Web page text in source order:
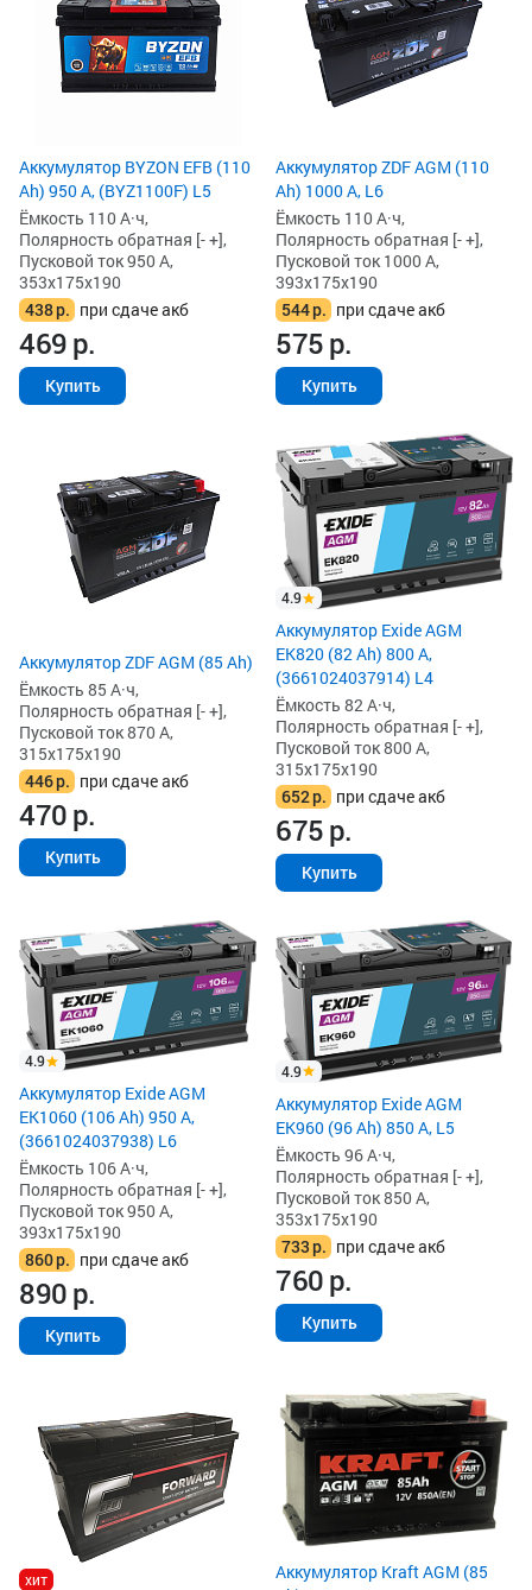
Аккумулятор BYZON EFB (110
Ah) 950 А, (BYZ1100F) L5
Ёмкость 110 А·ч,
Полярность обратная [- +],
Пусковой ток 950 А,
353x175x190
438р. при сдаче акб
469р.
Купить
Аккумулятор ZDF AGM (110
Ah) 1000 А, L6
Ёмкость 110 А·ч,
Полярность обратная [- +],
Пусковой ток 1000 А,
393x175x190
544р. при сдаче акб
575р.
Купить
Аккумулятор ZDF AGM (85 Ah)
Ёмкость 85 А·ч,
Полярность обратная [- +],
Пусковой ток 870 А,
315x175x190
446р. при сдаче акб
470р.
Купить
4.9
Аккумулятор Exide AGM
EK820 (82 Ah) 800 А,
(3661024037914) L4
Ёмкость 82 А·ч,
Полярность обратная [- +],
Пусковой ток 800 А,
315x175x190
652р. при сдаче акб
675р.
Купить
4.9
Аккумулятор Exide AGM
EK1060 (106 Ah) 950 А,
(3661024037938) L6
Ёмкость 106 А·ч,
Полярность обратная [- +],
Пусковой ток 950 А,
393x175x190
860р. при сдаче акб
890р.
Купить
4.9
Аккумулятор Exide AGM
EK960 (96 Ah) 850 А, L5
Ёмкость 96 А·ч,
Полярность обратная [- +],
Пусковой ток 850 А,
353x175x190
733р. при сдаче акб
760р.
Купить
хит
Аккумулятор Kraft AGM (85